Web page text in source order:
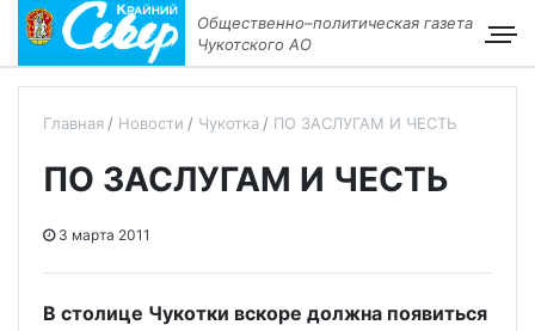
Общественно–политическая газета
Чукотского АО
Главная Новости Чукотка ПО ЗАСЛУГАМ И ЧЕСТЬ
ПО ЗАСЛУГАМ И ЧЕСТЬ
3 марта 2011
В столице Чукотки вскоре должна появиться